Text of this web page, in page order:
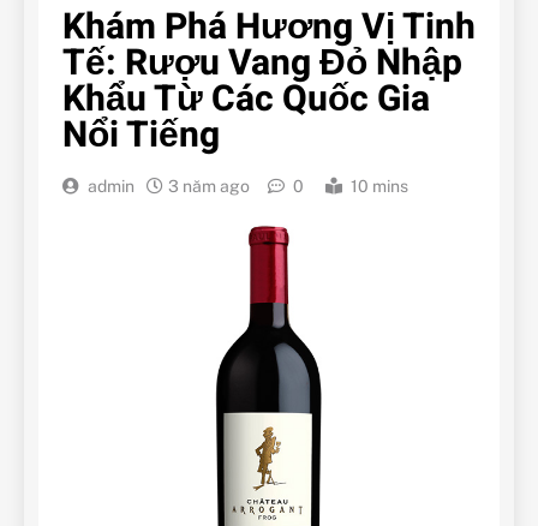
Khám Phá Hương Vị Tinh
Tế: Rượu Vang Đỏ Nhập
Khẩu Từ Các Quốc Gia
Nổi Tiếng
admin 3 năm ago 0 10 mins